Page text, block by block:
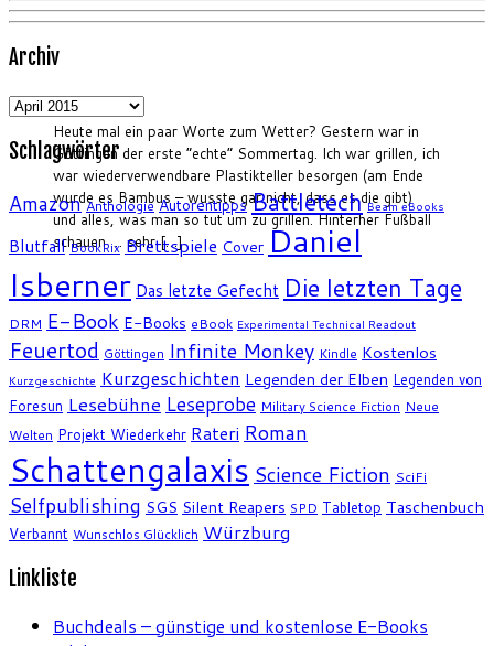
Heute mal ein paar Worte zum Wetter? Gestern war in
Göttingen der erste “echte” Sommertag. Ich war grillen, ich
war wiederverwendbare Plastikteller besorgen (am Ende
wurde es Bambus – wusste gar nicht, dass es die gibt)
und alles, was man so tut um zu grillen. Hinterher Fußball
schauen … sehr […]
Archiv
Archiv
Schlagwörter
Amazon Anthologie Autorentipps Battletech Beam eBooks
Blutfall BookRix Brettspiele Cover Daniel
Isberner Das letzte Gefecht Die letzten Tage
DRM E-Book E-Books eBook Experimental Technical Readout
Feuertod Göttingen Infinite Monkey Kindle Kostenlos
Kurzgeschichte Kurzgeschichten Legenden der Elben Legenden von
Foresun Lesebühne Leseprobe Military Science Fiction Neue
Welten Projekt Wiederkehr Rateri Roman
Schattengalaxis Science Fiction SciFi
Selfpublishing SGS Silent Reapers SPD Tabletop Taschenbuch
Verbannt Wunschlos Glücklich Würzburg
Linkliste
Buchdeals – günstige und kostenlose E-Books